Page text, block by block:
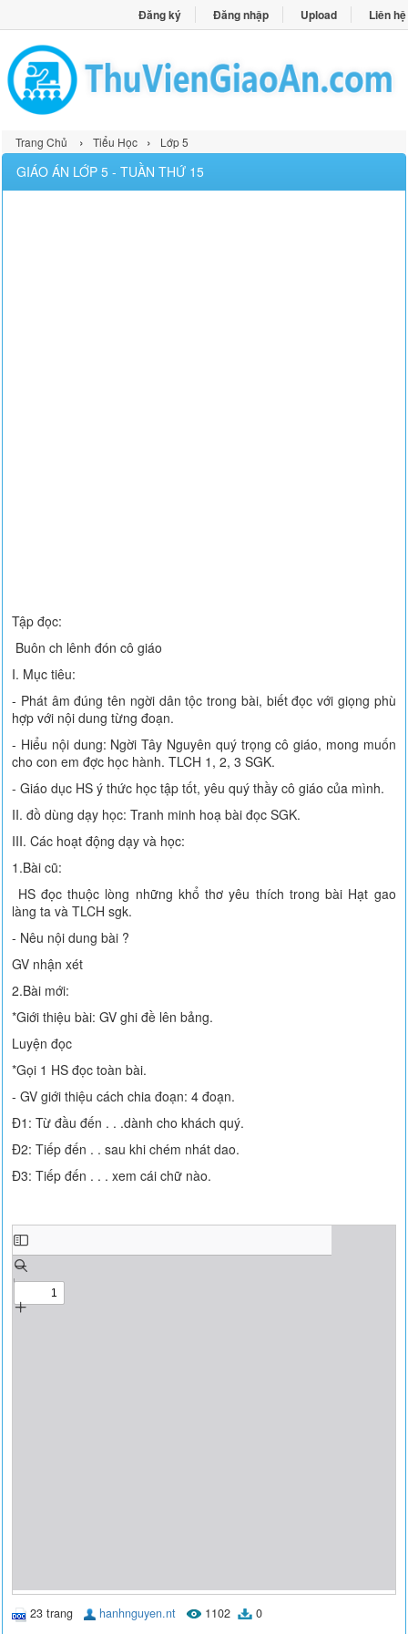
Đăng ký Đăng nhập Upload Liên hệ
Trang Chủ › Tiểu Học › Lớp 5
GIÁO ÁN LỚP 5 - TUẦN THỨ 15
Tập đọc:
Buôn ch lênh đón cô giáo
I. Mục tiêu:
- Phát âm đúng tên ngời dân tộc trong bài, biết đọc với giọng phù
hợp với nội dung từng đoạn.
- Hiểu nội dung: Ngời Tây Nguyên quý trọng cô giáo, mong muốn
cho con em đợc học hành. TLCH 1, 2, 3 SGK.
- Giáo dục HS ý thức học tập tốt, yêu quý thầy cô giáo của mình.
II. đồ dùng dạy học: Tranh minh hoạ bài đọc SGK.
III. Các hoạt động dạy và học:
1.Bài cũ:
HS đọc thuộc lòng những khổ thơ yêu thích trong bài Hạt gao
làng ta và TLCH sgk.
- Nêu nội dung bài ?
GV nhận xét
2.Bài mới:
*Giới thiệu bài: GV ghi đề lên bảng.
Luyện đọc
*Gọi 1 HS đọc toàn bài.
- GV giới thiệu cách chia đoạn: 4 đoạn.
Đ1: Từ đầu đến . . .dành cho khách quý.
Đ2: Tiếp đến . . sau khi chém nhát dao.
Đ3: Tiếp đến . . . xem cái chữ nào.
23 trang hanhnguyen.nt 1102 0